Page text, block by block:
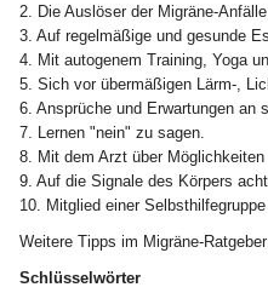
2. Die Auslöser der Migräne-
3. Auf regelmäßige und gesunde
4. Mit autogenem Training, Yoga
5. Sich vor übermäßigen Lärm-,
6. Ansprüche und Erwartungen an
7. Lernen "nein" zu sagen.
8. Mit dem Arzt über
9. Auf die Signale des Körpers
10. Mitglied einer Selbsthilfegruppe
Weitere Tipps im Migräne-
Schlüsselwörter